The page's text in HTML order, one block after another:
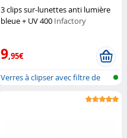
3 clips sur-lunettes anti lumière
bleue + UV 400 Infactory
9,95€
Verres à clipser avec filtre de